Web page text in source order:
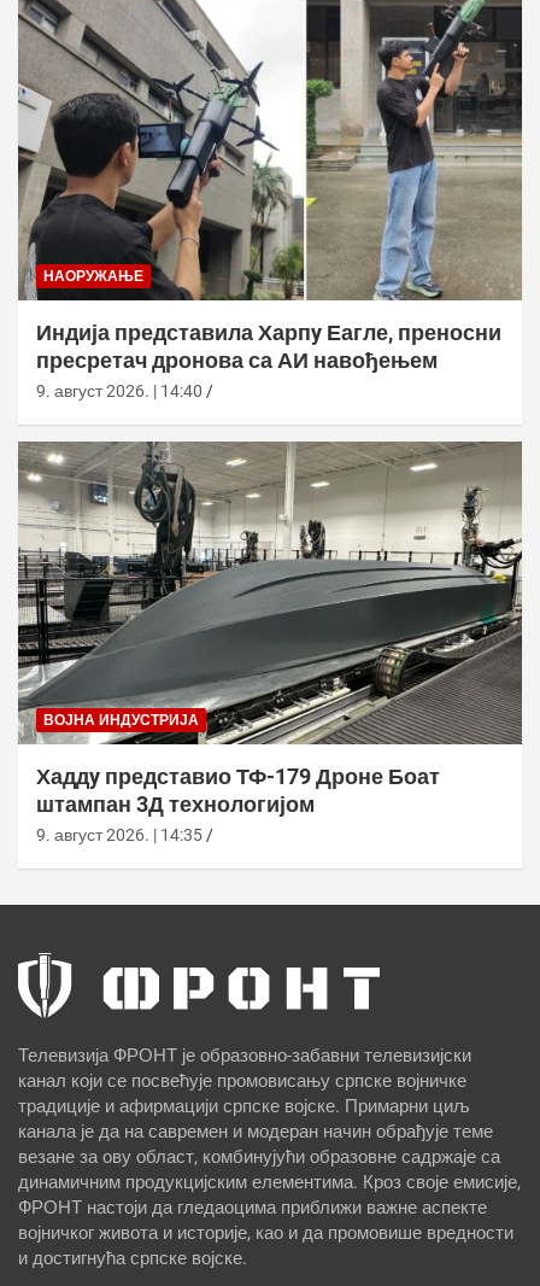
НАОРУЖАЊЕ
Индија представила Харпy Еагле, преносни
пресретач дронова са АИ навођењем
9. август 2026. | 14:40
ВОЈНА ИНДУСТРИЈА
Хаддy представио ТФ-179 Дроне Боат
штампан 3Д технологијом
9. август 2026. | 14:35
Телевизија ФРОНТ је образовно-забавни телевизијски
канал који се посвећује промовисању српске војничке
традиције и афирмацији српске војске. Примарни циљ
канала је да на савремен и модеран начин обрађује теме
везане за ову област, комбинујући образовне садржаје са
динамичним продукцијским елементима. Кроз своје емисије,
ФРОНТ настоји да гледаоцима приближи важне аспекте
војничког живота и историје, као и да промовише вредности
и достигнућа српске војске.